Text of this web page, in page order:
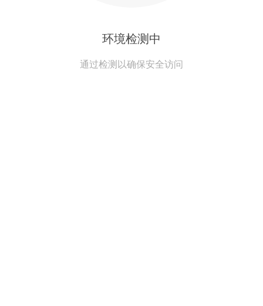
环境检测中
通过检测以确保安全访问